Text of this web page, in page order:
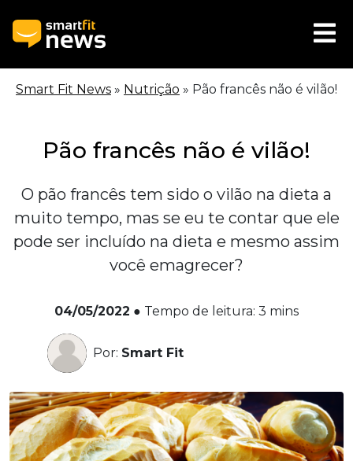
Smart Fit News » Nutrição » Pão francês não é vilão!
Pão francês não é vilão!
O pão francês tem sido o vilão na dieta a
muito tempo, mas se eu te contar que ele
pode ser incluído na dieta e mesmo assim
você emagrecer?
04/05/2022 ● Tempo de leitura: 3 mins
Por: Smart Fit